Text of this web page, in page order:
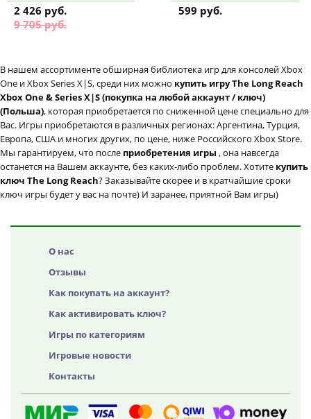
2 426 руб.
9 705 руб.
599 руб.
В нашем ассортименте обширная библиотека игр для консолей Xbox
One и Xbox Series X|S, среди них можно купить игру The Long Reach
Xbox One & Series X|S (покупка на любой аккаунт / ключ)
(Польша), которая приобретается по сниженной цене специально для
Вас. Игры приобретаются в различных регионах: Аргентина, Турция,
Европа, США и многих других, по цене, ниже Российского Xbox Store.
Мы гарантируем, что после приобретения игры , она навсегда
останется на Вашем аккаунте, без каких-либо проблем. Хотите купить
ключ The Long Reach? Заказывайте скорее и в кратчайшие сроки
ключ игры будет у вас на почте) И заранее, приятной Вам игры)
О нас
Отзывы
Как покупать на аккаунт?
Как активировать ключ?
Игры по категориям
Игровые новости
Контакты